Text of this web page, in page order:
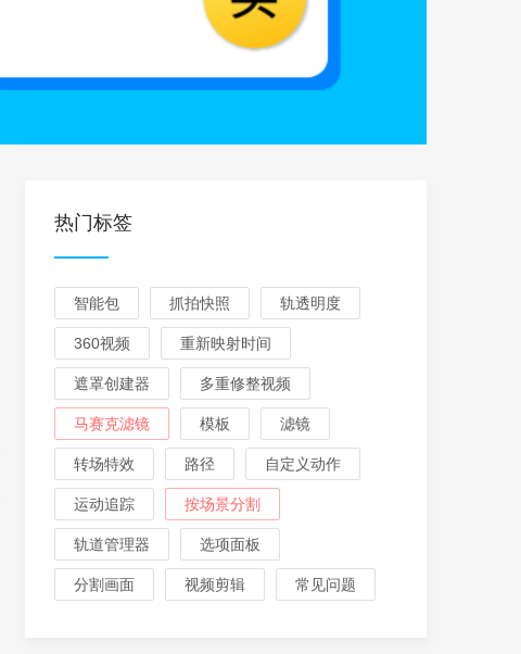
热门标签
智能包 抓拍快照 轨透明度
360视频 重新映射时间
遮罩创建器 多重修整视频
马赛克滤镜 模板 滤镜
转场特效 路径 自定义动作
运动追踪 按场景分割
轨道管理器 选项面板
分割画面 视频剪辑 常见问题